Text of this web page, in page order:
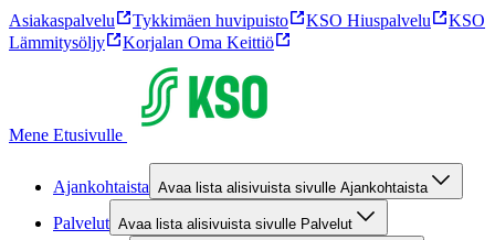
Asiakaspalvelu Tykkimäen huvipuisto KSO Hiuspalvelu
KSO
Lämmitysöljy
Korjalan Oma Keittiö
Mene Etusivulle
Ajankohtaista Avaa lista alisivuista sivulle Ajankohtaista
Palvelut Avaa lista alisivuista sivulle Palvelut